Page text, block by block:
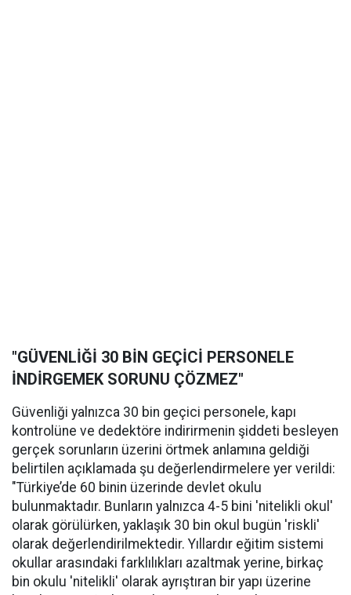
"GÜVENLİĞİ 30 BİN GEÇİCİ PERSONELE
İNDİRGEMEK SORUNU ÇÖZMEZ"
Güvenliği yalnızca 30 bin geçici personele, kapı
kontrolüne ve dedektöre indirirmenin şiddeti besleyen
gerçek sorunların üzerini örtmek anlamına geldiği
belirtilen açıklamada şu değerlendirmelere yer verildi:
"Türkiye’de 60 binin üzerinde devlet okulu
bulunmaktadır. Bunların yalnızca 4-5 bini 'nitelikli okul'
olarak görülürken, yaklaşık 30 bin okul bugün 'riskli'
olarak değerlendirilmektedir. Yıllardır eğitim sistemi
okullar arasındaki farklılıkları azaltmak yerine, birkaç
bin okulu 'nitelikli' olarak ayrıştıran bir yapı üzerine